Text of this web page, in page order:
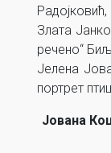
Радојковић,
Злата
речено“
Јелена
портрет
Јована